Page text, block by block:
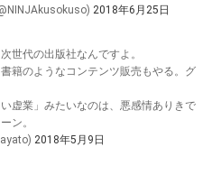
2018年6月25日
世代の出版社なんですよ。
籍のようなコンテンツ販売もやる。グ
虚業」みたいなのは、悪感情ありきで
ン。
2018年5月9日